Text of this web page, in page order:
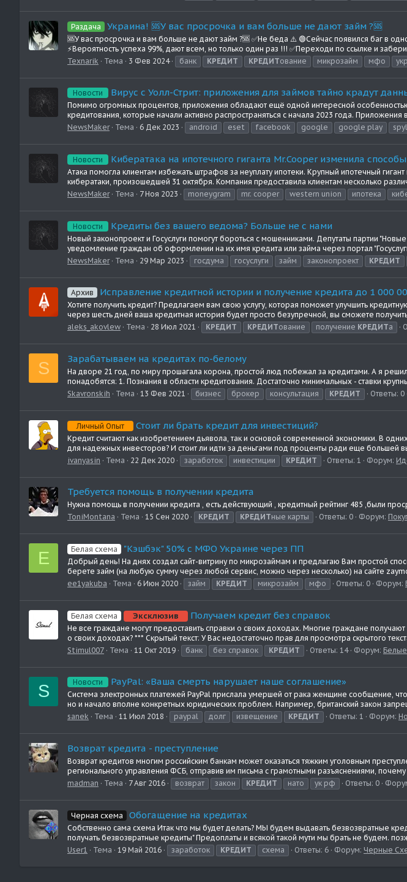
Раздача Украина! 🆘У вас просрочка и вам больше не дают займ ?🆘
🆘У вас просрочка и вам больше не дают займ ?🆘 ✅Не беда ⚠️ 🟢Сейчас появился баг в
⚡️Вероятность успеха 99%, дают всем, но только один раз !!! ✅Переходи по ссылке и
Texnarik
Тема 3 Фев 2024 банк КРЕДИТ КРЕДИТование микрозайм мфо
Новости Вирус с Уолл-Стрит: приложения для займов тайно крадут
Помимо огромных процентов, приложения обладают ещё одной интересной
кредитования, которые начали активно распространяться с начала 2023 года.
NewsMaker
Тема 6 Дек 2023 android eset facebook google google play
Новости Кибератака на ипотечного гиганта Mr.Cooper изменила
Атака помогла клиентам избежать штрафов за неуплату ипотеки. Крупный ипотечный
кибератаки, произошедшей 31 октября. Компания предоставила клиентам несколько
NewsMaker
Тема 7 Ноя 2023 moneygram mr. cooper western union ипотека
Новости Кредиты без вашего ведома? Больше не с нами
Новый законопроект и Госуслуги помогут бороться с мошенниками. Депутаты партии
уведомление граждан об оформлении на их имя кредита или займа через портал
NewsMaker
Тема 29 Мар 2023 госдума госуслуги займ законопроект КРЕДИТ
Архив Исправление кредитной истории и получение кредита до 1 000
Хотите получить кредит? Предлагаем вам свою услугу, которая поможет улучшить
через шесть дней ваша кредитная история будет просто безупречной, вы сможете
aleks_akovlew
Тема 28 Июл 2021 КРЕДИТ КРЕДИТование получение КРЕДИТа
S Зарабатываем на кредитах по-белому
На дворе 21 год, по миру прошагала корона, простой люд побежал за кредитами. А я
понадобятся: 1. Познания в области кредитования. Достаточно минимальных - ставки
Skavronskih
Тема 13 Фев 2021 бизнес брокер консультация КРЕДИТ Ответы: 0
Личный Опыт Стоит ли брать кредит для инвестиций?
Кредит считают как изобретением дьявола, так и основой современной экономики. В
для надежных инвесторов? И стоит ли идти за деньгами под проценты ради еще большей
ivanyasin
Тема 22 Дек 2020 заработок инвестиции КРЕДИТ Ответы: 1 Форум:
Требуется помощь в получении кредита
Нужна помощь в получении кредита , есть действующий , кредитный рейтинг 485 ,были
ToniMontana
Тема 15 Сен 2020 КРЕДИТ КРЕДИТные карты Ответы: 0 Форум:
E Белая схема "Кэшбэк" 50% c МФО Украине через ПП
Добрый день! На днях создал сайт-витрину по микрозаймам и предлагаю Вам простой
берете займ (на любую сумму через любой сервис, можно через несколько) на сайте
ee1yakuba
Тема 6 Июн 2020 займ КРЕДИТ микрозайм мфо Ответы: 0 Форум:
Белая схема Эксклюзив Получаем кредит без справок
Не все граждане могут предоставить справки о своих доходах. Многие граждане
о своих доходах? *** Скрытый текст: У Вас недостаточно прав для просмотра скрытого
Stimul007
Тема 11 Окт 2019 банк без справок КРЕДИТ Ответы: 14 Форум:
S Новости PayPal: «Ваша смерть нарушает наше соглашение»
Система электронных платежей PayPal прислала умершей от рака женщине сообщение,
но и начало вполне конкретных юридических проблем. Например, британский закон
sanek
Тема 11 Июл 2018 paypal долг извещение КРЕДИТ Ответы: 1 Форум:
Возврат кредита - преступление
Возврат кредитов многим российским банкам может оказаться тяжким уголовным
регионального управления ФСБ, отправив им письма с грамотными разъяснениями, почему
madman
Тема 7 Авг 2016 возврат закон КРЕДИТ нато ук рф Ответы: 0
Черная схема Обогащение на кредитах
Собственно сама схема Итак что мы будет делать? МЫ будем выдавать безвозвратные
получать безвозвратные кредиты" Предоплаты и всякой такой мути мы брать не будем.
User1
Тема 19 Май 2016 заработок КРЕДИТ схема Ответы: 6 Форум: Черные